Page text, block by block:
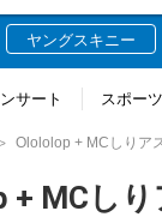
ヤングスキニー
サート スポーツ
Olololop + MCしりア
+ MCしり